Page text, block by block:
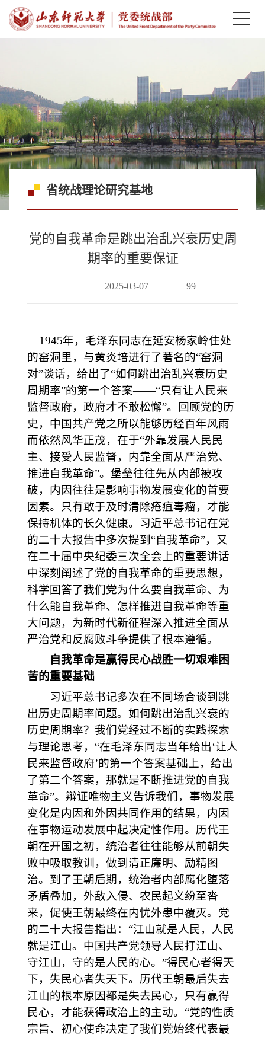
省统战理论研究基地
党的自我革命是跳出治乱兴衰历史周
期率的重要保证
2025-03-07 99
1945年，毛泽东同志在延安杨家岭住处
的窑洞里，与黄炎培进行了著名的“窑洞
对”谈话，给出了“如何跳出治乱兴衰历史
周期率”的第一个答案——“只有让人民来
监督政府，政府才不敢松懈”。回顾党的历
史，中国共产党之所以能够历经百年风雨
而依然风华正茂，在于“外靠发展人民民
主、接受人民监督，内靠全面从严治党、
推进自我革命”。堡垒往往先从内部被攻
破，内因往往是影响事物发展变化的首要
因素。只有敢于及时清除疮疽毒瘤，才能
保持机体的长久健康。习近平总书记在党
的二十大报告中多次提到“自我革命”，又
在二十届中央纪委三次全会上的重要讲话
中深刻阐述了党的自我革命的重要思想，
科学回答了我们党为什么要自我革命、为
什么能自我革命、怎样推进自我革命等重
大问题，为新时代新征程深入推进全面从
严治党和反腐败斗争提供了根本遵循。
自我革命是赢得民心战胜一切艰难困
苦的重要基础
习近平总书记多次在不同场合谈到跳
出历史周期率问题。如何跳出治乱兴衰的
历史周期率？我们党经过不断的实践探索
与理论思考， “在毛泽东同志当年给出‘让人
民来监督政府’的第一个答案基础上，给出
了第二个答案，那就是不断推进党的自我
革命”。辩证唯物主义告诉我们，事物发展
变化是内因和外因共同作用的结果，内因
在事物运动发展中起决定性作用。历代王
朝在开国之初，统治者往往能够从前朝失
败中吸取教训，做到清正廉明、励精图
治。到了王朝后期，统治者内部腐化堕落
矛盾叠加，外敌入侵、农民起义纷至沓
来，促使王朝最终在内忧外患中覆灭。党
的二十大报告指出：“江山就是人民，人民
就是江山。中国共产党领导人民打江山、
守江山，守的是人民的心。”得民心者得天
下，失民心者失天下。历代王朝最后失去
江山的根本原因都是失去民心，只有赢得
民心，才能获得政治上的主动。“党的性质
宗旨、初心使命决定了我们党始终代表最